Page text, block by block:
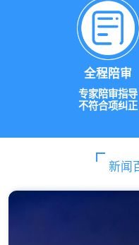
全程陪审
专家陪审指导
不符合项纠正
新闻